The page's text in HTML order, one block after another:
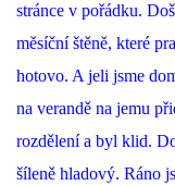
JAK NÁM POMOCI -
stránce v pořádku.
měsíční štěně, které
hotovo. A jeli jsme
na verandě na jemu
rozdělení a byl klid.
šíleně hladový. Ráno